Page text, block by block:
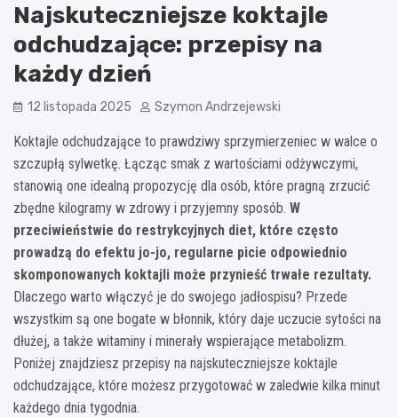
Najskuteczniejsze koktajle
odchudzające: przepisy na
każdy dzień
12 listopada 2025 Szymon Andrzejewski
Koktajle odchudzające to prawdziwy sprzymierzeniec w walce o
szczupłą sylwetkę. Łącząc smak z wartościami odżywczymi,
stanowią one idealną propozycję dla osób, które pragną zrzucić
zbędne kilogramy w zdrowy i przyjemny sposób. W
przeciwieństwie do restrykcyjnych diet, które często
prowadzą do efektu jo-jo, regularne picie odpowiednio
skomponowanych koktajli może przynieść trwałe rezultaty.
Dlaczego warto włączyć je do swojego jadłospisu? Przede
wszystkim są one bogate w błonnik, który daje uczucie sytości na
dłużej, a także witaminy i minerały wspierające metabolizm.
Poniżej znajdziesz przepisy na najskuteczniejsze koktajle
odchudzające, które możesz przygotować w zaledwie kilka minut
każdego dnia tygodnia.